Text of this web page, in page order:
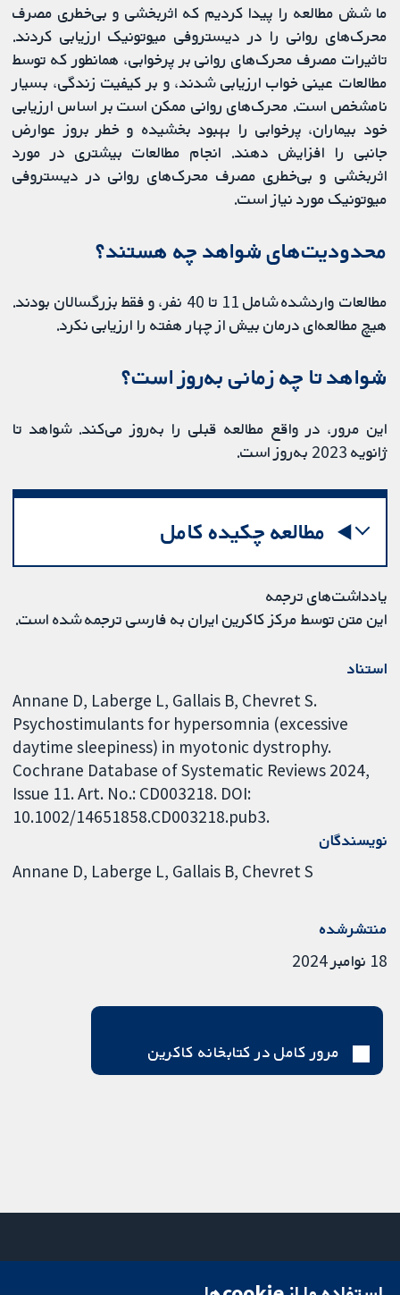
ما شش مطالعه را پیدا کردیم که اثربخشی و بی‌خطری مصرف
محرک‌های روانی را در دیستروفی میوتونیک ارزیابی کردند.
تاثیرات مصرف محرک‌های روانی بر پرخوابی، همانطور که توسط
مطالعات عینی خواب ارزیابی شدند، و بر کیفیت زندگی، بسیار
نامشخص است. محرک‌های روانی ممکن است بر اساس ارزیابی
خود بیماران، پرخوابی را بهبود بخشیده و خطر بروز عوارض
جانبی را افزایش دهند. انجام مطالعات بیشتری در مورد
اثربخشی و بی‌خطری مصرف محرک‌های روانی در دیستروفی
میوتونیک مورد نیاز است.
محدودیت‌های شواهد چه هستند؟
مطالعات واردشده شامل 11 تا 40 نفر، و فقط بزرگسالان بودند.
هیچ مطالعه‌ای درمان بیش از چهار هفته را ارزیابی نکرد.
شواهد تا چه زمانی به‌روز است؟
این مرور، در واقع مطالعه قبلی را به‌روز می‌کند. شواهد تا
ژانویه 2023 به‌روز است.
مطالعه چکیده کامل
یادداشت‌های ترجمه
این متن توسط مرکز کاکرین ایران به فارسی ترجمه شده است.
استناد
Annane D, Laberge L, Gallais B, Chevret S.
Psychostimulants for hypersomnia (excessive
daytime sleepiness) in myotonic dystrophy.
Cochrane Database of Systematic Reviews 2024,
Issue 11. Art. No.: CD003218. DOI:
10.1002/14651858.CD003218.pub3.
نویسندگان
Annane D Laberge L Gallais B Chevret S
منتشرشده
18 نوامبر 2024
مرور کامل در کتابخانه کاکرین
میدان کاوندیش